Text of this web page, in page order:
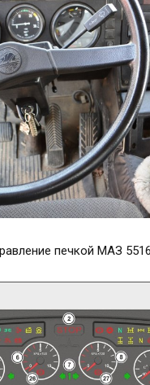
печкой МАЗ 5516